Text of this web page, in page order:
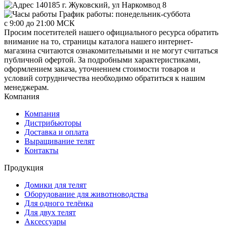
140185 г. Жуковский, ул Наркомвод 8
График работы: понедельник-суббота
с 9:00 до 21:00 МСК
Просим посетителей нашего официального ресурса обратить
внимание на то, страницы каталога нашего интернет-
магазина считаются ознакомительными и не могут считаться
публичной офертой. За подробными характеристиками,
оформлением заказа, уточнением стоимости товаров и
условий сотрудничества необходимо обратиться к нашим
менеджерам.
Компания
Компания
Дистрибьюторы
Доставка и оплата
Выращивание телят
Контакты
Продукция
Домики для телят
Оборудование для животноводства
Для одного телёнка
Для двух телят
Аксессуары